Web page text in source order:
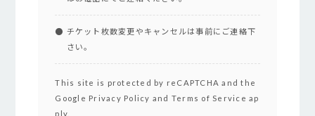
チケット枚数変更やキャンセルは事前にご連絡下
さい。
This site is protected by reCAPTCHA and the
Google Privacy Policy and Terms of Service ap
ply.